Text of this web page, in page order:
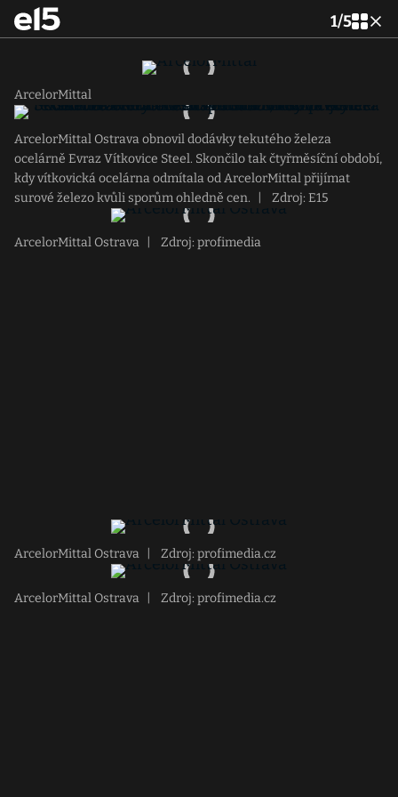
1/5
ArcelorMittal
ArcelorMittal Ostrava obnovil dodávky tekutého železa
ocelárně Evraz Vítkovice Steel. Skončilo tak čtyřměsíční období,
kdy vítkovická ocelárna odmítala od ArcelorMittal přijímat
surové železo kvůli sporům ohledně cen.
Zdroj: E15
ArcelorMittal Ostrava Zdroj: profimedia
ArcelorMittal Ostrava Zdroj: profimedia.cz
ArcelorMittal Ostrava Zdroj: profimedia.cz